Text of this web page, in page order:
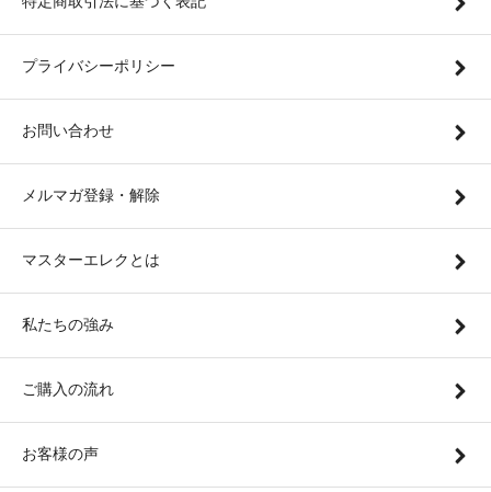
プライバシーポリシー
お問い合わせ
メルマガ登録・解除
マスターエレクとは
私たちの強み
ご購入の流れ
お客様の声